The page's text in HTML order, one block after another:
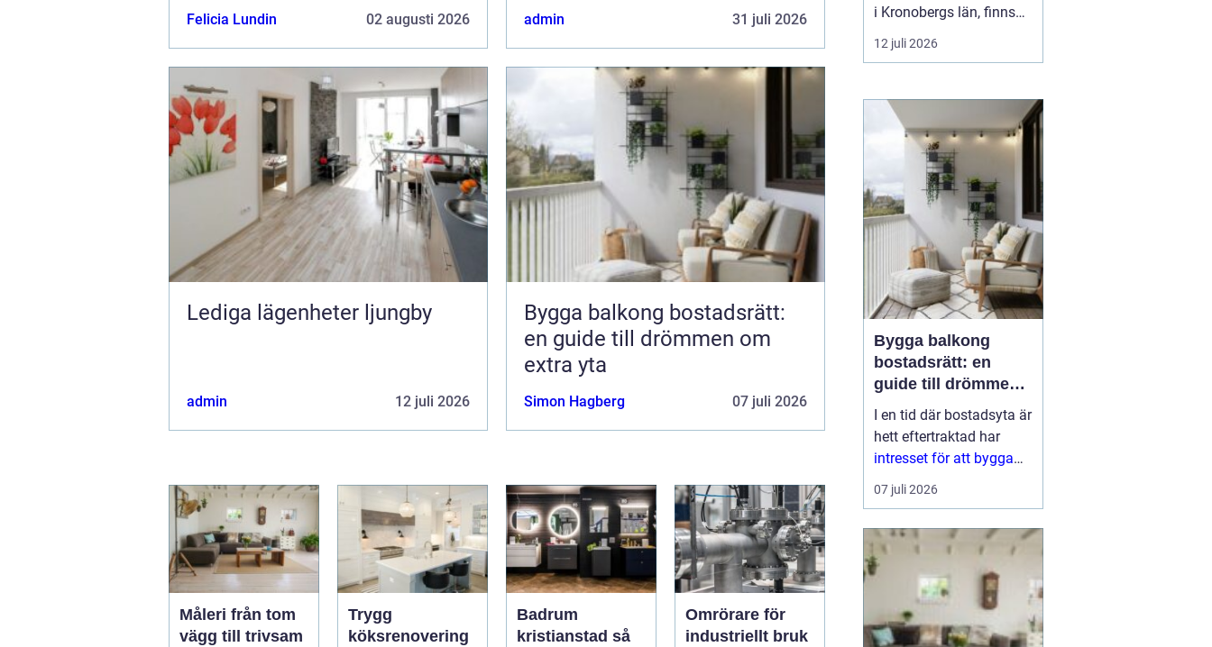
Felicia Lundin 02 augusti 2026 admin 31 juli 2026
Lediga lägenheter ljungby
admin 12 juli 2026
Bygga balkong bostadsrätt:
en guide till drömmen om
extra yta
Simon Hagberg 07 juli 2026
Måleri från tom
vägg till trivsam
Trygg
köksrenovering
Badrum
kristianstad så
Omrörare för
industriellt bruk
i Kronobergs län, finns
en dynamisk marknad
för bostadssökande.
Ljungbyhar blivit ett hett
ämne för många, då
staden erbjuder en u...
12 juli 2026
Bygga balkong
bostadsrätt: en
guide till drömmen
om extra yta
I en tid där bostadsyta är
hett eftertraktad har
intresset för att bygga
balkong
bostadsrättsförening
balkon...
07 juli 2026